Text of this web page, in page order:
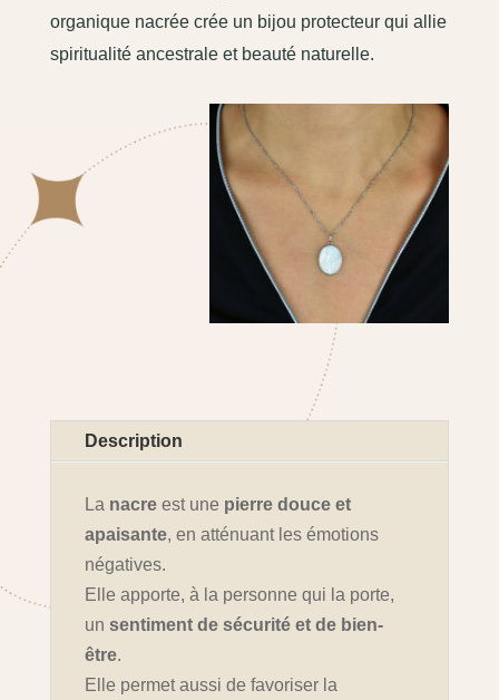
organique nacrée crée un bijou protecteur qui allie
spiritualité ancestrale et beauté naturelle.
Description
La nacreest une pierre douce et
apaisante, en atténuant les émotions
négatives.
Elle apporte, à la personne qui la porte,
un sentiment de sécurité et de bien-
être.
Elle permet aussi de favoriser la